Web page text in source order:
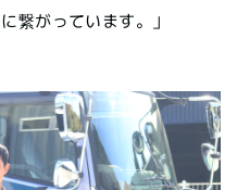
繋がっています。」